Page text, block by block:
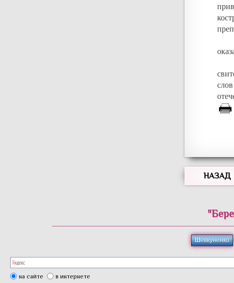
НАЗАД
Шевкуненко
на сайте в интернете